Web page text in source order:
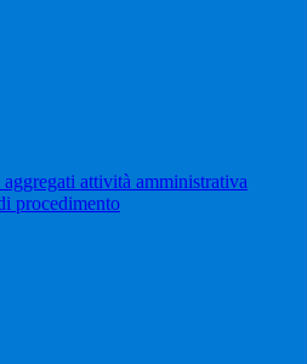
attività amministrativa
procedimento